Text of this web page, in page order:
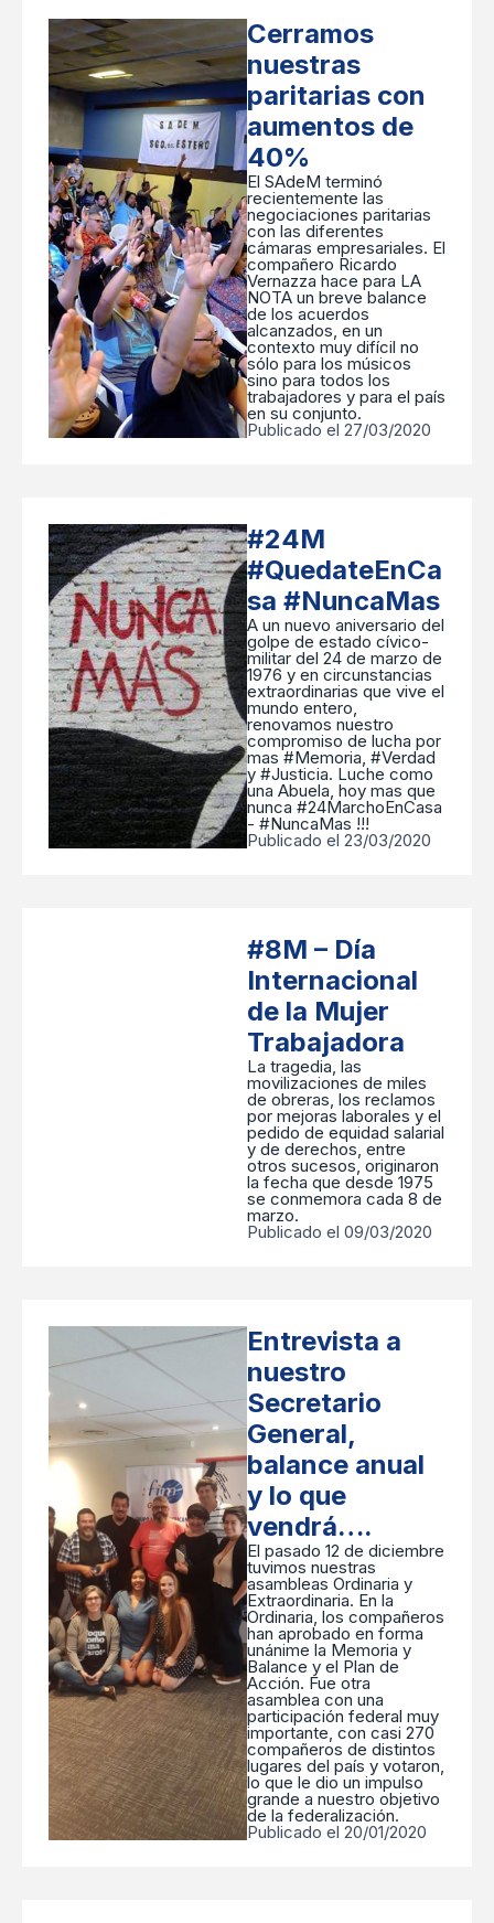
Cerramos
nuestras
paritarias con
aumentos de
40%
El SAdeM terminó
recientemente las
negociaciones paritarias
con las diferentes
cámaras empresariales. El
compañero Ricardo
Vernazza hace para LA
NOTA un breve balance
de los acuerdos
alcanzados, en un
contexto muy difícil no
sólo para los músicos
sino para todos los
trabajadores y para el país
en su conjunto.
Publicado el 27/03/2020
#24M
#QuedateEnCa
sa #NuncaMas
A un nuevo aniversario del
golpe de estado cívico-
militar del 24 de marzo de
1976 y en circunstancias
extraordinarias que vive el
mundo entero,
renovamos nuestro
compromiso de lucha por
mas #Memoria, #Verdad
y #Justicia. Luche como
una Abuela, hoy mas que
nunca #24MarchoEnCasa
- #NuncaMas !!!
Publicado el 23/03/2020
#8M – Día
Internacional
de la Mujer
Trabajadora
La tragedia, las
movilizaciones de miles
de obreras, los reclamos
por mejoras laborales y el
pedido de equidad salarial
y de derechos, entre
otros sucesos, originaron
la fecha que desde 1975
se conmemora cada 8 de
marzo.
Publicado el 09/03/2020
Entrevista a
nuestro
Secretario
General,
balance anual
y lo que
vendrá….
El pasado 12 de diciembre
tuvimos nuestras
asambleas Ordinaria y
Extraordinaria. En la
Ordinaria, los compañeros
han aprobado en forma
unánime la Memoria y
Balance y el Plan de
Acción. Fue otra
asamblea con una
participación federal muy
importante, con casi 270
compañeros de distintos
lugares del país y votaron,
lo que le dio un impulso
grande a nuestro objetivo
de la federalización.
Publicado el 20/01/2020